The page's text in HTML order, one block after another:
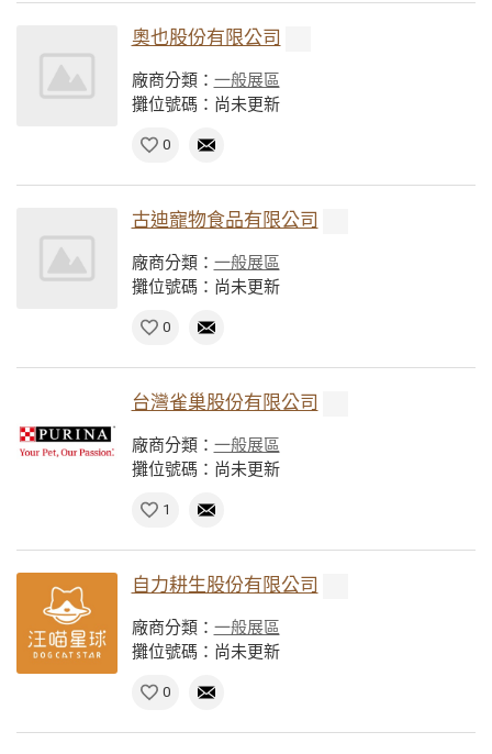
奧也股份有限公司
廠商分類： 一般展區
攤位號碼：尚未更新
0
古迪寵物食品有限公司
廠商分類： 一般展區
攤位號碼：尚未更新
0
台灣雀巢股份有限公司
廠商分類： 一般展區
攤位號碼：尚未更新
1
自力耕生股份有限公司
廠商分類： 一般展區
攤位號碼：尚未更新
0